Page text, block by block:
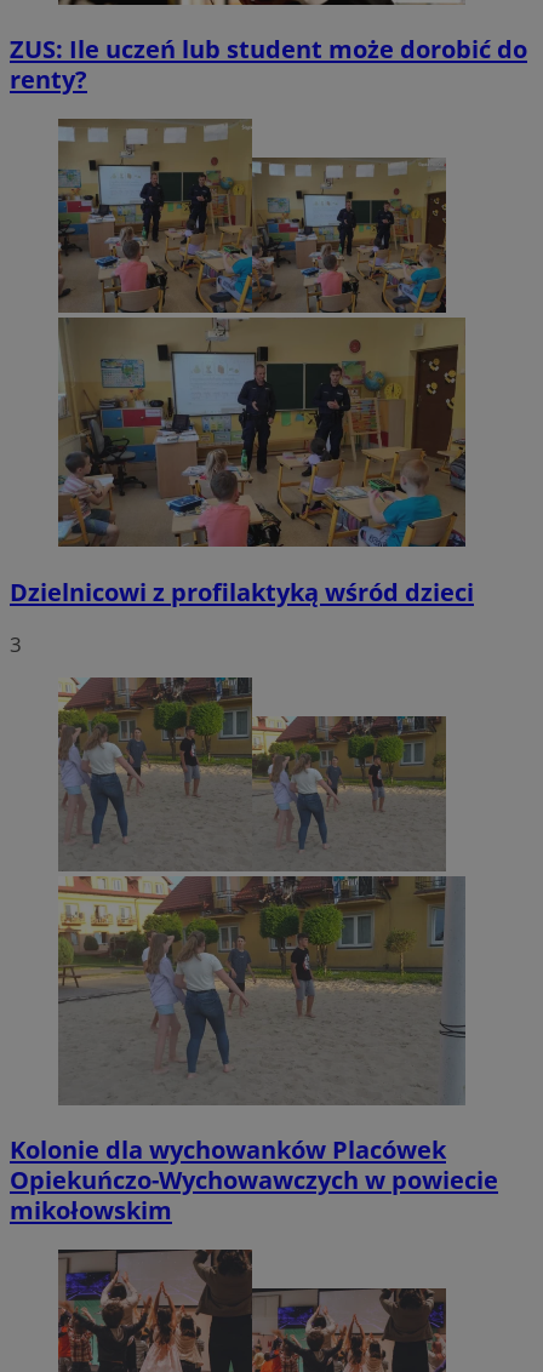
ZUS: Ile uczeń lub student może dorobić do
renty?
Dzielnicowi z profilaktyką wśród dzieci
3
Kolonie dla wychowanków Placówek
Opiekuńczo-Wychowawczych w powiecie
mikołowskim